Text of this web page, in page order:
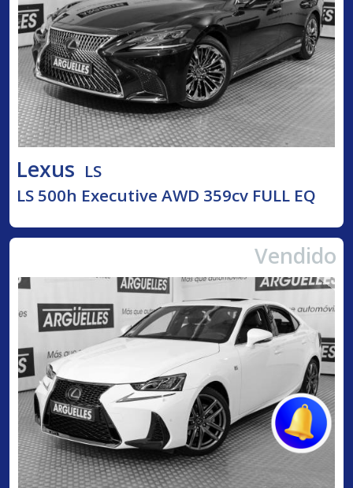
Lexus LS
LS 500h Executive AWD 359cv FULL EQ
Vendido